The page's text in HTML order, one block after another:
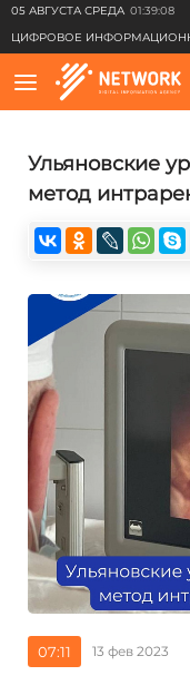
05 АВГУСТА СРЕДА 01:39:08
ЦИФРОВОЕ
Ульяновские
метод
07:11 13 фев 2023